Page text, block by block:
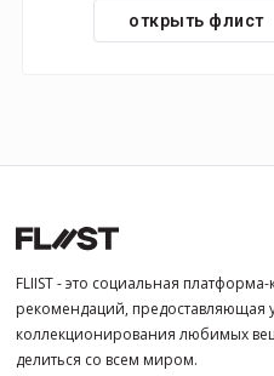
открыть флист
FLIIST - это социальная
рекомендаций, предоставляющая
коллекционирования любимых
делиться со всем миром.